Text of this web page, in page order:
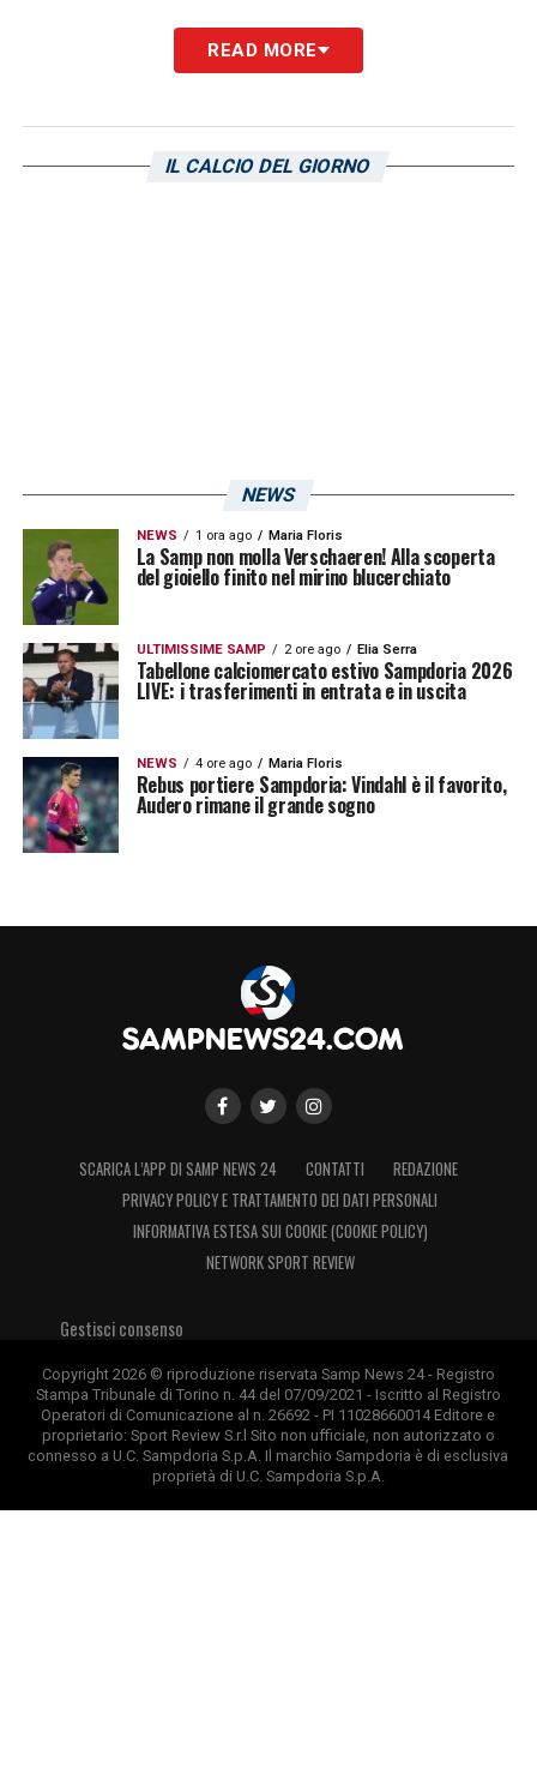
READ MORE
IL CALCIO DEL GIORNO
NEWS
NEWS 1 ora ago Maria Floris
La Samp non molla Verschaeren! Alla scoperta
del gioiello finito nel mirino blucerchiato
ULTIMISSIME SAMP 2 ore ago Elia Serra
Tabellone calciomercato estivo Sampdoria 2026
LIVE: i trasferimenti in entrata e in uscita
NEWS 4 ore ago Maria Floris
Rebus portiere Sampdoria: Vindahl è il favorito,
Audero rimane il grande sogno
SCARICA L’APP DI SAMP NEWS 24 CONTATTI
REDAZIONE
PRIVACY POLICY E TRATTAMENTO DEI DATI PERSONALI
INFORMATIVA ESTESA SUI COOKIE (COOKIE POLICY)
NETWORK SPORT REVIEW
Gestisci consenso
Copyright 2026 © riproduzione riservata Samp News 24 - Registro
Stampa Tribunale di Torino n. 44 del 07/09/2021 - Iscritto al Registro
Operatori di Comunicazione al n. 26692 - PI 11028660014 Editore e
proprietario: Sport Review S.r.l Sito non ufficiale, non autorizzato o
connesso a U.C. Sampdoria S.p.A. Il marchio Sampdoria è di esclusiva
proprietà di U.C. Sampdoria S.p.A.